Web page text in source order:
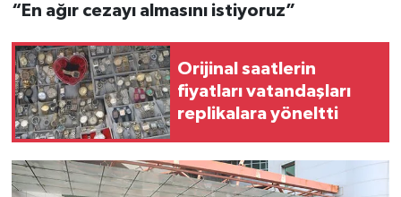
“En ağır cezayı almasını istiyoruz”
Orijinal saatlerin
fiyatları vatandaşları
replikalara yöneltti